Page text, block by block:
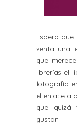
Espero
venta una
que
librerías el
fotografía
el enlace a
que quizá
gustan.